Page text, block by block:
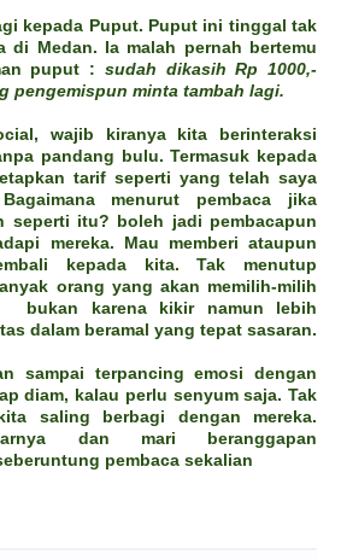
kepada Puput. Puput ini tinggal tak
di Medan. Ia malah pernah bertemu
puput : sudah dikasih Rp 1000,-
pengemispun minta tambah lagi.
wajib kiranya kita berinteraksi
pandang bulu. Termasuk kepada
tarif seperti yang telah saya
menurut pembaca jika
seperti itu? boleh jadi pembacapun
mereka. Mau memberi ataupun
kepada kita. Tak menutup
orang yang akan memilih-milih
bukan karena kikir namun lebih
dalam beramal yang tepat sasaran.
sampai terpancing emosi dengan
diam, kalau perlu senyum saja. Tak
saling berbagi dengan mereka.
dan mari beranggapan
pembaca sekalian